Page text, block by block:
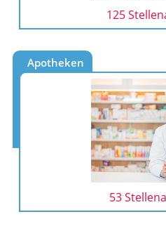
125
Apotheken
53